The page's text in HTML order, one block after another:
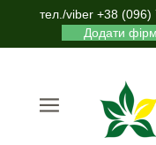
тел./viber +38
Додати